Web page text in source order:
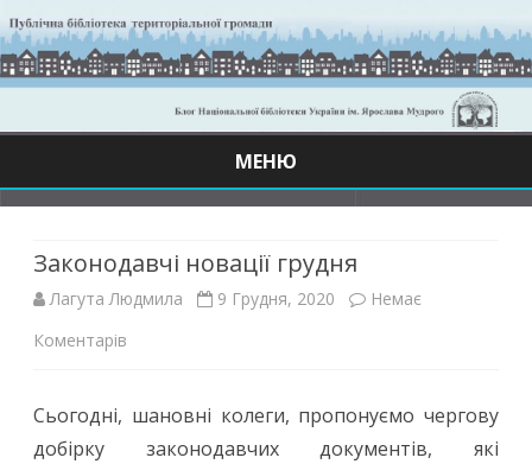
МЕНЮ
Законодавчі новації грудня
Лагута Людмила 9 Грудня, 2020
Немає
Коментарів
новації
Сьогодні, шановні колеги, пропонуємо чергову
добірку законодавчих документів, які